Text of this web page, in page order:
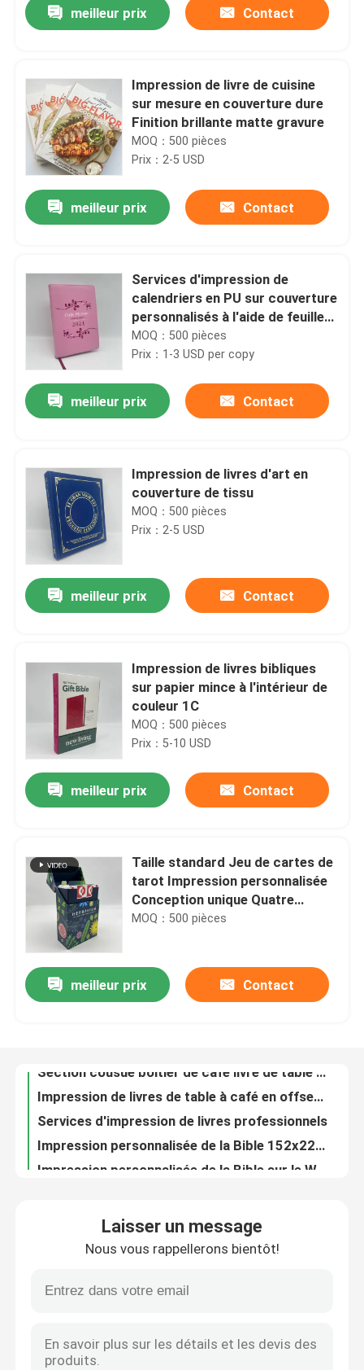
Maison
Produits
Vidéos
Ressource
Contactez-nous
Demandez une citation
Impression de cartes de tarot
meilleur prix Contact
Impression de livre de cuisine
sur mesure en couverture dure
Finition brillante matte gravure
MOQ：500 pièces
Prix：2-5 USD
meilleur prix Contact
Services d'impression de
calendriers en PU sur couverture
personnalisés à l'aide de feuille
et de vernis à chaleur
MOQ：500 pièces
Prix：1-3 USD per copy
meilleur prix Contact
Impression de livres d'art en
couverture de tissu
MOQ：500 pièces
Prix：2-5 USD
meilleur prix Contact
Impression de livres bibliques
sur papier mince à l'intérieur de
couleur 1C
MOQ：500 pièces
Prix：5-10 USD
meilleur prix Contact
Taille standard Jeu de cartes de
tarot Impression personnalisée
Conception unique Quatre
couleurs
MOQ：500 pièces
meilleur prix Contact
Services d'impression de livres professionnels
80 Pages Calendrier Services d'impression mensuel Calendrier de poche planificateur avec portefeuille
Laisser un message
Nous vous rappellerons bientôt!